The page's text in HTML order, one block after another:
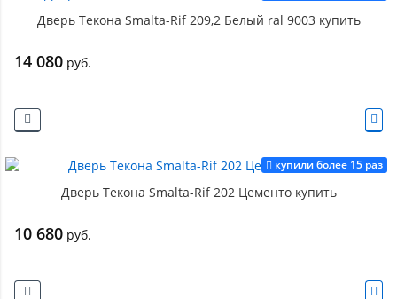
Дверь Текона Smalta-Rif 209,2 Белый ral 9003 купить
14 080 руб.
купили более 15 раз
Дверь Текона Smalta-Rif 202 Цементо купить
10 680 руб.